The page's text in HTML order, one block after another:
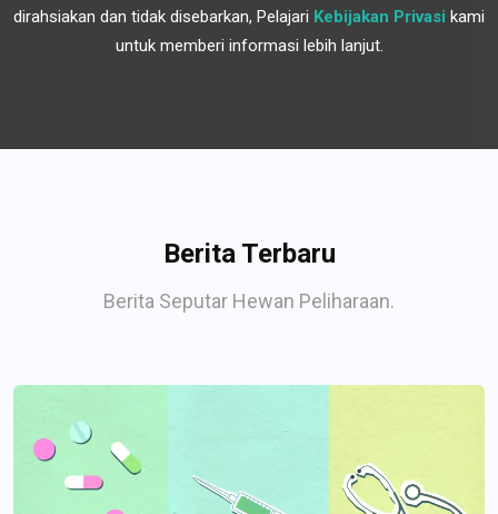
dirahsiakan dan tidak disebarkan, Pelajari Kebijakan Privasi kami
untuk memberi informasi lebih lanjut.
Berita Terbaru
Berita Seputar Hewan Peliharaan.